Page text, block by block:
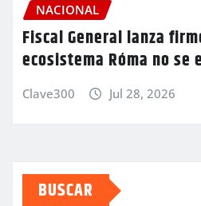
NACIONAL
Fiscal General lanza
ecosistema Róma no
Clave300 Jul 28, 2026
BUSCAR